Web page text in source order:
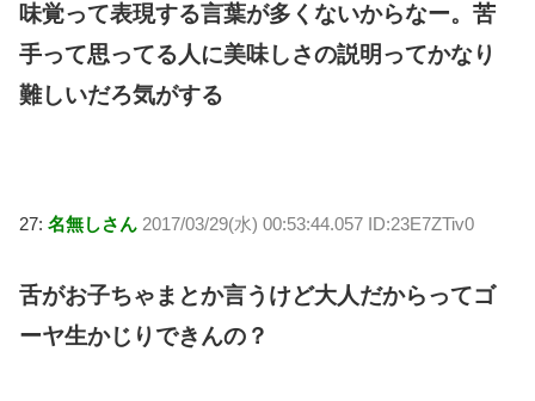
味覚って表現する言葉が多くないからなー。苦
手って思ってる人に美味しさの説明ってかなり
難しいだろ気がする
27: 名無しさん 2017/03/29(水) 00:53:44.057 ID:23E7ZTiv0
舌がお子ちゃまとか言うけど大人だからってゴ
ーヤ生かじりできんの？